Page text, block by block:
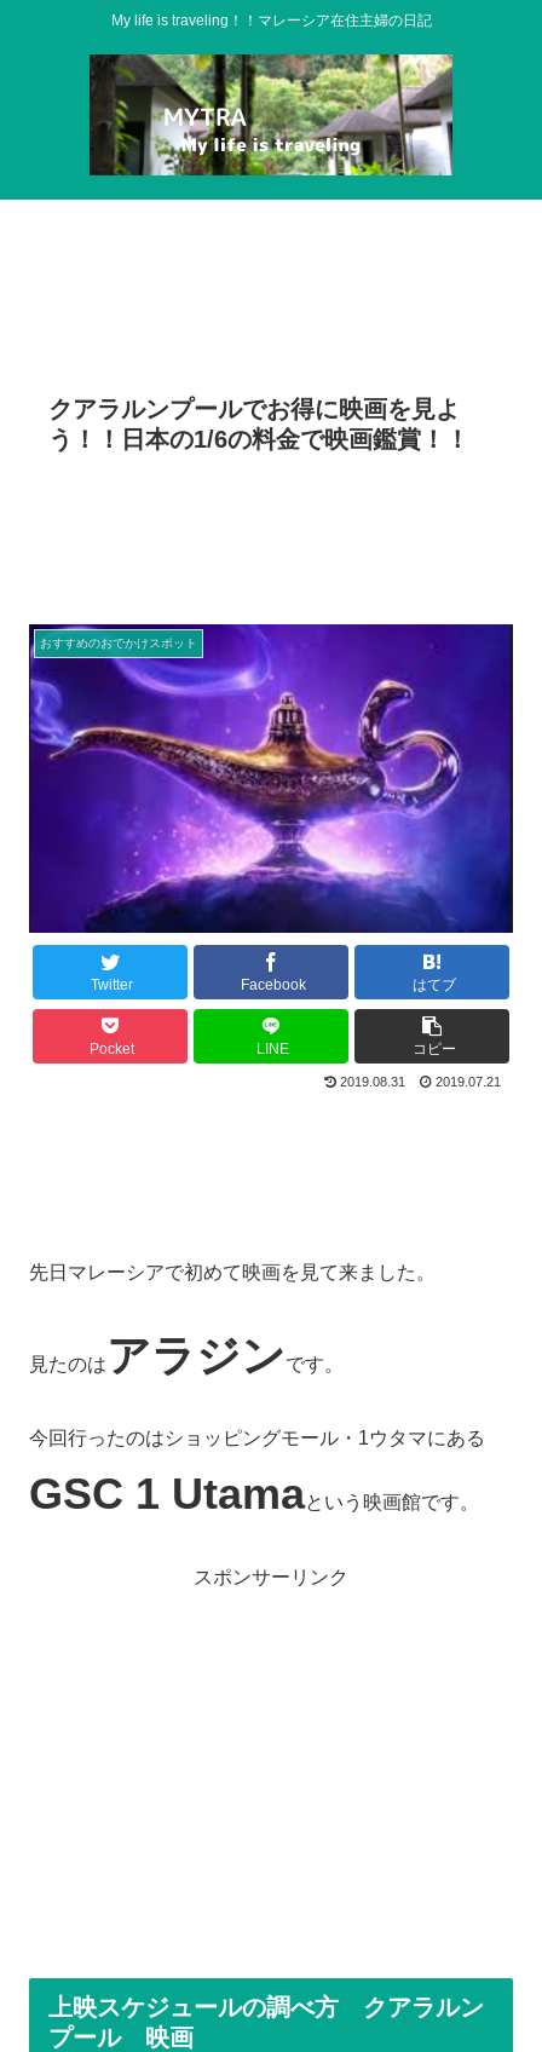
My life is traveling！！マレーシア在住主婦の日記
クアラルンプールでお得に映画を見よ
う！！日本の1/6の料金で映画鑑賞！！
おすすめのおでかけスポット
Twitter Facebook はてブ
Pocket LINE コピー
2019.08.31 2019.07.21
先日マレーシアで初めて映画を見て来ました。
見たのは アラジンです。
今回行ったのはショッピングモール・1ウタマにある
GSC 1 Utamaという映画館です。
スポンサーリンク
上映スケジュールの調べ方 クアラルン
プール 映画